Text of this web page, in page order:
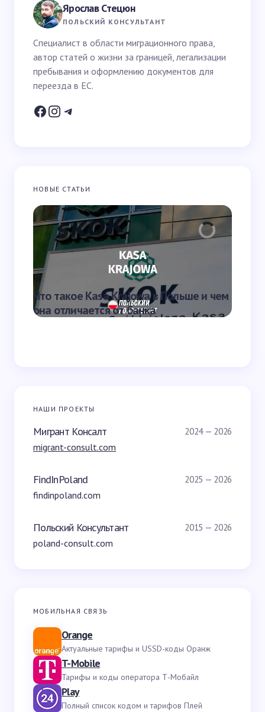
Ваш вопрос *
Ваше имя *
Email *
Запомнить имя и email для следующих
комментариев
Отправить
Ярослав Стецюн
ПОЛЬСКИЙ КОНСУЛЬТАНТ
Специалист в области миграционного права,
автор статей о жизни за границей, легализации
пребывания и оформлению документов для
переезда в ЕС.
НОВЫЕ СТАТЬИ
Что такое Kasa Krajowa в Польше и чем
она отличается от банка
НАШИ ПРОЕКТЫ
Мигрант Консалт 2024 — 2026
migrant-consult.com
FindInPoland 2025 — 2026
findinpoland.com
Польский Консультант 2015 — 2026
poland-consult.com
МОБИЛЬНАЯ СВЯЗЬ
Orange
Актуальные тарифы и USSD-коды Оранж
T-Mobile
Тарифы и коды оператора Т-Мобайл
Play
Полный список кодом и тарифов Плей